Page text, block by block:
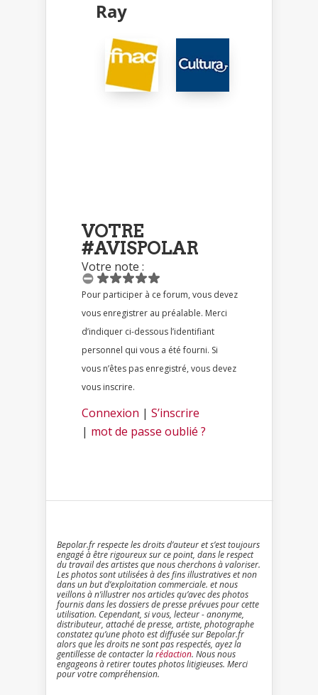
Ray
VOTRE
#AVISPOLAR
Votre note :
Pour participer à ce forum, vous devez
vous enregistrer au préalable. Merci
d’indiquer ci-dessous l’identifiant
personnel qui vous a été fourni. Si
vous n’êtes pas enregistré, vous devez
vous inscrire.
Connexion | S’inscrire
| mot de passe oublié ?
Bepolar.fr respecte les droits d’auteur et s’est toujours
engagé à être rigoureux sur ce point, dans le respect
du travail des artistes que nous cherchons à valoriser.
Les photos sont utilisées à des fins illustratives et non
dans un but d’exploitation commerciale. et nous
veillons à n’illustrer nos articles qu’avec des photos
fournis dans les dossiers de presse prévues pour cette
utilisation. Cependant, si vous, lecteur - anonyme,
distributeur, attaché de presse, artiste, photographe
constatez qu’une photo est diffusée sur Bepolar.fr
alors que les droits ne sont pas respectés, ayez la
gentillesse de contacter larédaction. Nous nous
engageons à retirer toutes photos litigieuses. Merci
pour votre compréhension.